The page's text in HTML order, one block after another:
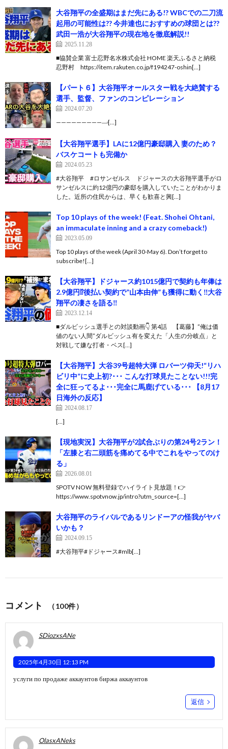
大谷翔平の全盛期はまだ先にある!? WBCでの二刀流
起用の可能性は?? 今井達也におすすめの球団とは??
武田一浩が大谷翔平の現在地を徹底解説!!
2025.11.28
■協賛企業 富士忍野名水株式会社 HOME 楽天ふるさと納税
忍野村 https://item.rakuten.co.jp/f194247-oshin[…]
【パート６】大谷翔平オールスター戦を大絶賛する
選手、監督、ファンのコンピレーション
2024.07.20
——————————̵[…]
【大谷翔平選手】LAに12億円豪邸購入 妻のため？
バスケコートも完備か
2024.05.23
#大谷翔平 #ロサンゼルス ドジャースの大谷翔平選手がロ
サンゼルスに約12億円の豪邸を購入していたことがわかりま
した。近所の住民からは、早くも歓喜と興[…]
Top 10 plays of the week! (Feat. Shohei Ohtani,
an immaculate inning and a crazy comeback!)
2023.05.09
Top 10 plays of the week (April 30-May 6). Don’t forget to
subscribe![…]
【大谷翔平】ドジャース約1015億円で契約も年俸は
2.9億円⁉︎後払い契約で”山本由伸”も獲得に動く‼︎大谷
翔平の凄さを語る‼︎
2023.12.14
■ダルビッシュ選手との対談動画👇 第4話 【葛藤】”俺は価
値のない人間”ダルビッシュ有を変えた「人生の分岐点」と
対戦して嫌な打者・ベス[…]
【大谷翔平】大谷39号超特大弾 ロバーツ仰天!“リハ
ビリ中”に史上初?･･･ こんな打球見たことない!!!完
全に狂ってるよ･･･完全に馬鹿げている･･･ 【8月17
日海外の反応】
2024.08.17
[…]
【現地実況】大谷翔平が2試合ぶりの第24号2ラン！
「左膝と右二頭筋を痛めてる中でこれをやってのけ
る」
2026.08.01
SPOTV NOW 無料登録でハイライト見放題！👉
https://www.spotvnow.jp/intro?utm_source=[…]
大谷翔平のライバルであるリンドーアの怪我がヤバ
いかも？
2024.09.15
#大谷翔平#ドジャース#mlb[…]
コメント （100件）
SDiozxsANe
2025年4月30日 12:13 PM
услуги по продаже аккаунтовбиржа аккаунтов
返信
OlasxANeks